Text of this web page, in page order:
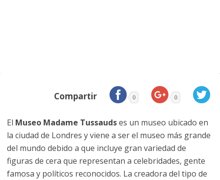
Compartir 0 0
El Museo Madame Tussaudses un museo ubicado en
la ciudad de Londres y viene a ser el museo más grande
del mundo debido a que incluye gran variedad de
figuras de cera que representan a celebridades, gente
famosa y políticos reconocidos. La creadora del tipo de